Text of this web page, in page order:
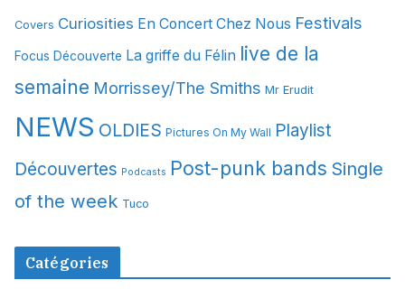
e
Covers Curiosities En Concert Chez Nous Festivals
Focus Découverte La griffe du Félin live de la
semaine Morrissey/The Smiths Mr Erudit
NEWS OLDIES Pictures On My Wall Playlist
Découvertes Podcasts Post-punk bands Single
of the week Tuco
Catégories